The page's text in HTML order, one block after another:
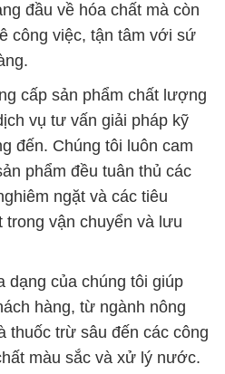
đầu về hóa chất mà còn
công việc, tận tâm với sứ
cấp sản phẩm chất lượng
vụ tư vấn giải pháp kỹ
đến. Chúng tôi luôn cam
phẩm đều tuân thủ các
ngặt và các tiêu
trong vận chuyển và lưu
dạng của chúng tôi giúp
hàng, từ ngành nông
thuốc trừ sâu đến các công
màu sắc và xử lý nước.